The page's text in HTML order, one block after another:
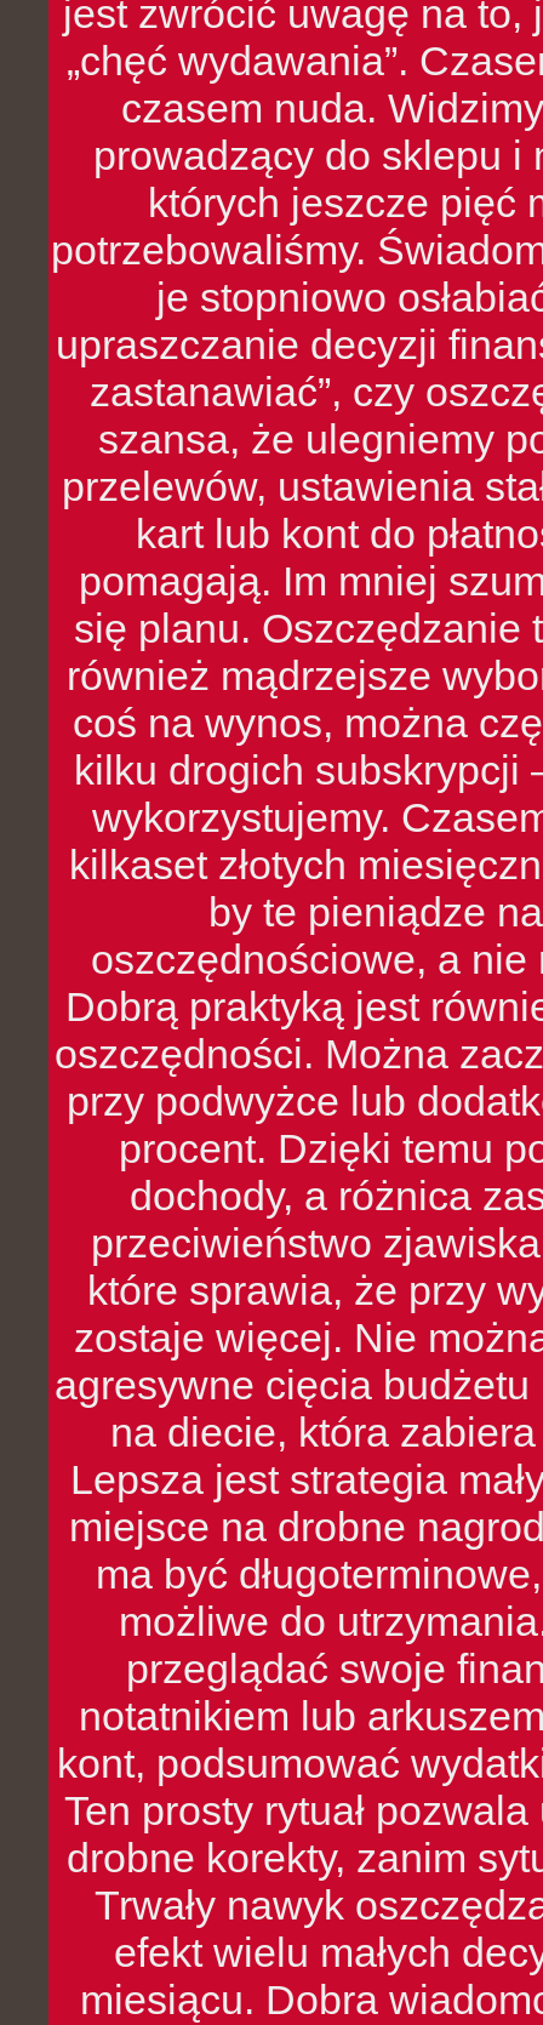
jest zwrócić uwagę na to,
„chęć wydawania”.
czasem nuda.
prowadzący do sklepu i
których jeszcze pięć
potrzebowaliśmy.
je stopniowo
upraszczanie decyzji
zastanawiać”, czy
szansa, że ulegniemy
przelewów, ustawienia
kart lub kont do
pomagają. Im mniej
się planu. Oszczędzanie
również mądrzejsze
coś na wynos, można
kilku drogich subskrypcji
wykorzystujemy.
kilkaset złotych
by te pieniądze
oszczędnościowe, a nie
Dobrą praktyką jest
oszczędności. Można
przy podwyżce lub
procent. Dzięki temu
dochody, a różnica
przeciwieństwo
które sprawia, że przy
zostaje więcej. Nie
agresywne cięcia
na diecie, która
Lepsza jest strategia
miejsce na drobne
ma być
możliwe do
przeglądać swoje
notatnikiem lub
kont, podsumować
Ten prosty rytuał
drobne korekty, zanim
Trwały nawyk
efekt wielu małych
miesiącu. Dobra